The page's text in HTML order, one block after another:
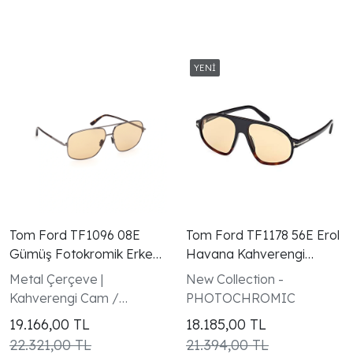
Tom Ford TF1096 08E
Gümüş Fotokromik Erkek
Güneş Gözlüğü
Metal Çerçeve |
Kahverengi Cam /
Fotokromik Güneş
19.166,00 TL
22.321,00 TL
Tom Ford TF1178 56E Erol
Havana Kahverengi
Unisex Güneş Gözlüğü
New Collection -
PHOTOCHROMIC
18.185,00 TL
21.394,00 TL